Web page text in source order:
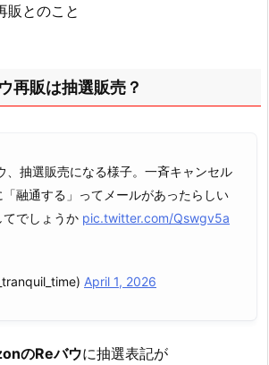
販とのこと
再販は抽選販売？
、抽選販売になる様子。一斉キャンセル
融通する」ってメールがあったらしい
でしょうか pic.twitter.com/Qswgv5a
April 1, 2026
のReバウに抽選表記が